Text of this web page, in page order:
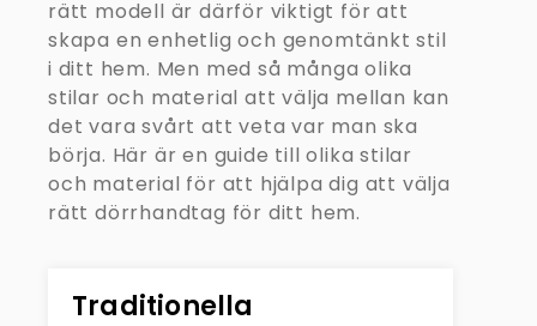
rätt modell är därför viktigt för att
skapa en enhetlig och genomtänkt stil
i ditt hem. Men med så många olika
stilar och material att välja mellan kan
det vara svårt att veta var man ska
börja. Här är en guide till olika stilar
och material för att hjälpa dig att välja
rätt dörrhandtag för ditt hem.
Traditionella